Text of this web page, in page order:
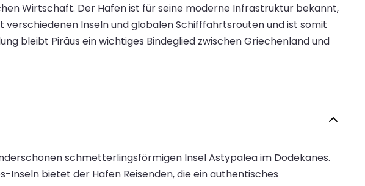
Wirtschaft. Der Hafen ist für seine moderne Infrastruktur bekannt,
Inseln und globalen Schifffahrtsrouten und ist somit
bleibt Piräus ein wichtiges Bindeglied zwischen Griechenland und
schmetterlingsförmigen Insel Astypalea im Dodekanes.
bietet der Hafen Reisenden, die ein authentisches